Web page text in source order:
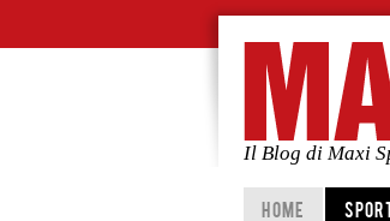
Il Blog di Maxi
Vai al
Vai al
HOME